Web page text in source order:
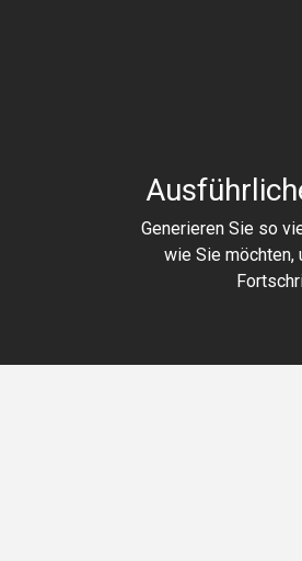
Generieren Sie so
wie Sie möchten,